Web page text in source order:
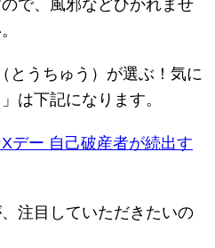
で、風邪などひかれませ
とうちゅう）が選ぶ！気に
は下記になります。
デー 自己破産者が続出す
注目していただきたいの